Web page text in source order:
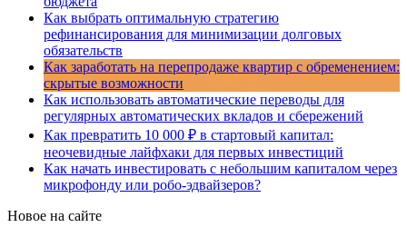
Как выбрать оптимальную стратегию
рефинансирования для минимизации долговых
обязательств
Как заработать на перепродаже квартир с обременением:
скрытые возможности
Как использовать автоматические переводы для
регулярных автоматических вкладов и сбережений
Как превратить 10 000 ₽ в стартовый капитал:
неочевидные лайфхаки для первых инвестиций
Как начать инвестировать с небольшим капиталом через
микрофонду или робо-эдвайзеров?
Новое на сайте